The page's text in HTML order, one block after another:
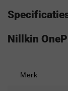
Nillkin
Merk